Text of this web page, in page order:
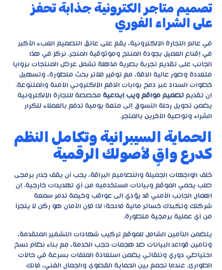
تصميم متاجر الكترونية جذابة تحفز
على الشراء الفوري
في عالم التجارة الإلكترونية، يقع على عاتق التصميم العبء الأكبر
في إقناع العميل بجودة المنتج وموثوقية المتجر. نركز في هذا
الجانب على تقديم تجربة بصرية مذهلة تشمل عرض المنتجات بزوايا
متعددة وصور عالية الدقة، مع توفير فلاتر بحث متطورة، وتسهيل
خطوات السداد عبر دمج بوابات الدفع الإلكتروني الآمنة والمتنوعة.
إن تقديم تصميم مواقع ويب إبداعية مخصصة للتجارة الإلكترونية
يضمن تحويل رحلة التسوق إلى متعة يومية تدفع بالعملاء لتكرار
الشراء وتوصية الآخرين بالمتجر.
الحماية السيبرانية وتكامل النظم
كدرع واقٍ لأصولك الرقمية
خلف الواجهات الجميلة والتصاميم البراقة، يجب أن يقف جدار برمجى
صلب يحمي الموقع وبيانات مستخدميه من أي تهديدات خارجية. إن
إهمال الجانب الأمني قد يؤدي إلى عواقب وخيمة تدمر سمعة
شركتك وتكبدك خسائر مالية فادحة؛ لذا فإن الأمان هو ركن لا يتجزأ
من أي عملية برمجية متطورة.
يتضمن التأمين الشامل للموقع تركيب شهادات التشفير المتقدمة،
وتأمين قواعد البيانات ضد هجمات حجب الخدمة، مع بناء نظام نسخ
احتياطي دوري وتلقائي يضمن استعادة الملفات بسرعة في حالات
الطوارئ. عندما تجمع بين الحماية القصوى والجمال الفني، فإنك